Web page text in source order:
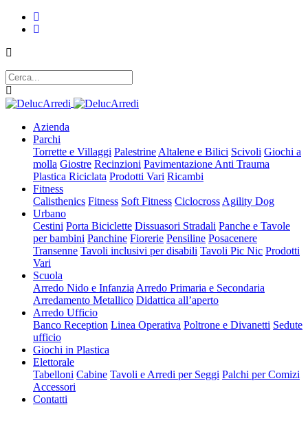
Azienda
Parchi
Torrette e Villaggi Palestrine Altalene e Bilici Scivoli Giochi a
molla Giostre Recinzioni Pavimentazione Anti Trauma
Plastica Riciclata Prodotti Vari Ricambi
Fitness
Calisthenics Fitness Soft Fitness Ciclocross Agility Dog
Urbano
Cestini Porta Biciclette Dissuasori Stradali Panche e Tavole
per bambini Panchine Fiorerie Pensiline Posacenere
Transenne Tavoli inclusivi per disabili Tavoli Pic Nic Prodotti
Vari
Scuola
Arredo Nido e Infanzia Arredo Primaria e Secondaria
Arredamento Metallico Didattica all’aperto
Arredo Ufficio
Banco Reception Linea Operativa Poltrone e Divanetti Sedute
ufficio
Giochi in Plastica
Elettorale
Tabelloni Cabine Tavoli e Arredi per Seggi Palchi per Comizi
Accessori
Contatti